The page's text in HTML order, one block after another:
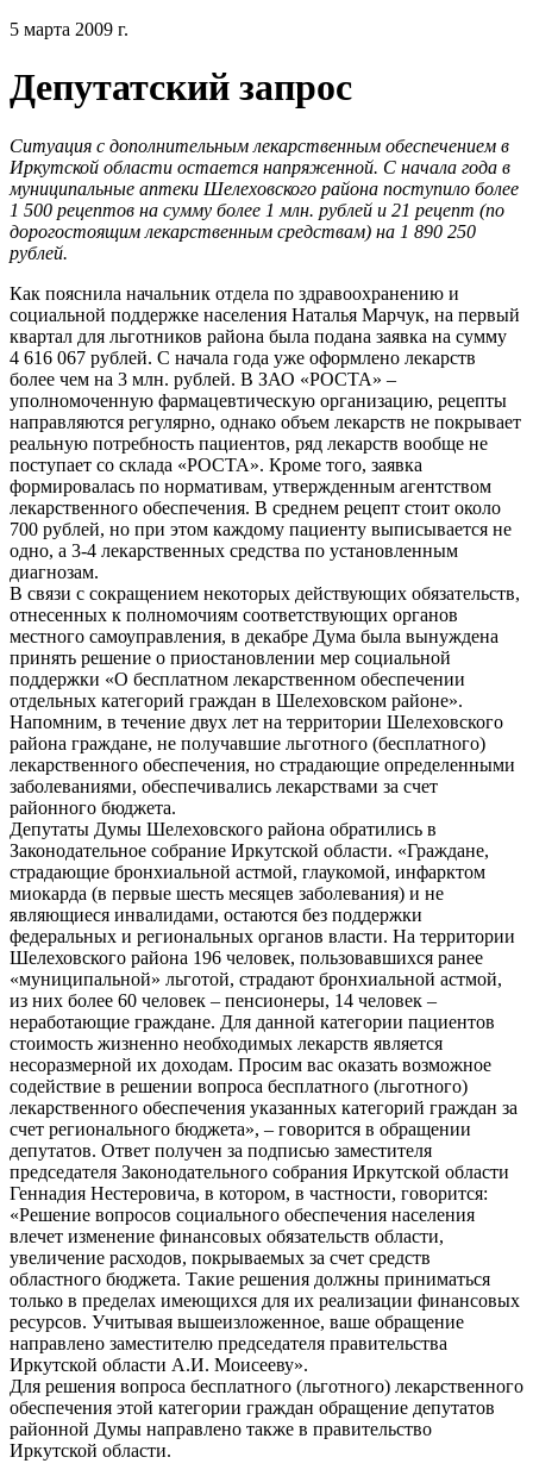
5 марта 2009 г.
Депутатский запрос
Ситуация с дополнительным лекарственным обеспечением в
Иркутской области остается напряженной. С начала года в
муниципальные аптеки Шелеховского района поступило более
1 500 рецептов на сумму более 1 млн. рублей и 21 рецепт (по
дорогостоящим лекарственным средствам) на 1 890 250
рублей.
Как пояснила начальник отдела по здравоохранению и
социальной поддержке населения Наталья Марчук, на первый
квартал для льготников района была подана заявка на сумму
4 616 067 рублей. С начала года уже оформлено лекарств
более чем на 3 млн. рублей. В ЗАО «РОСТА» –
уполномоченную фармацевтическую организацию, рецепты
направляются регулярно, однако объем лекарств не покрывает
реальную потребность пациентов, ряд лекарств вообще не
поступает со склада «РОСТА». Кроме того, заявка
формировалась по нормативам, утвержденным агентством
лекарственного обеспечения. В среднем рецепт стоит около
700 рублей, но при этом каждому пациенту выписывается не
одно, а 3-4 лекарственных средства по установленным
диагнозам.
В связи с сокращением некоторых действующих обязательств,
отнесенных к полномочиям соответствующих органов
местного самоуправления, в декабре Дума была вынуждена
принять решение о приостановлении мер социальной
поддержки «О бесплатном лекарственном обеспечении
отдельных категорий граждан в Шелеховском районе».
Напомним, в течение двух лет на территории Шелеховского
района граждане, не получавшие льготного (бесплатного)
лекарственного обеспечения, но страдающие определенными
заболеваниями, обеспечивались лекарствами за счет
районного бюджета.
Депутаты Думы Шелеховского района обратились в
Законодательное собрание Иркутской области. «Граждане,
страдающие бронхиальной астмой, глаукомой, инфарктом
миокарда (в первые шесть месяцев заболевания) и не
являющиеся инвалидами, остаются без поддержки
федеральных и региональных органов власти. На территории
Шелеховского района 196 человек, пользовавшихся ранее
«муниципальной» льготой, страдают бронхиальной астмой,
из них более 60 человек – пенсионеры, 14 человек –
неработающие граждане. Для данной категории пациентов
стоимость жизненно необходимых лекарств является
несоразмерной их доходам. Просим вас оказать возможное
содействие в решении вопроса бесплатного (льготного)
лекарственного обеспечения указанных категорий граждан за
счет регионального бюджета», – говорится в обращении
депутатов. Ответ получен за подписью заместителя
председателя Законодательного собрания Иркутской области
Геннадия Нестеровича, в котором, в частности, говорится:
«Решение вопросов социального обеспечения населения
влечет изменение финансовых обязательств области,
увеличение расходов, покрываемых за счет средств
областного бюджета. Такие решения должны приниматься
только в пределах имеющихся для их реализации финансовых
ресурсов. Учитывая вышеизложенное, ваше обращение
направлено заместителю председателя правительства
Иркутской области А.И. Моисееву».
Для решения вопроса бесплатного (льготного) лекарственного
обеспечения этой категории граждан обращение депутатов
районной Думы направлено также в правительство
Иркутской области.